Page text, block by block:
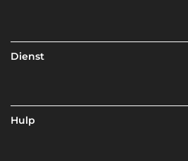
Dienst
Hulp